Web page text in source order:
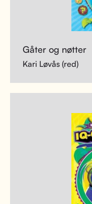
Gåter og nøtter
Kari Løvås (red)